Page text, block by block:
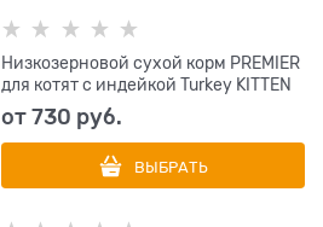
Низкозерновой сухой корм PREMIER
для котят с индейкой Turkey KITTEN
от730 руб.
ВЫБРАТЬ